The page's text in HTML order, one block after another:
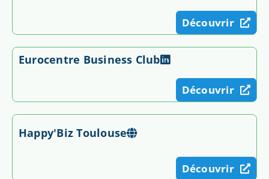
Découvrir
Eurocentre Business Club
Découvrir
Happy'Biz Toulouse
Découvrir